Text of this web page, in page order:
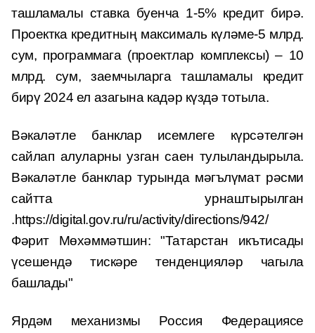
ташламалы ставка буенча 1-5% кредит бирә.
Проектка кредитның максималь күләме-5 млрд.
сум, программага (проектлар комплексы) – 10
млрд. сум, заемчыларга ташламалы кредит
бирү 2024 ел азагына кадәр күздә тотыла.
Вәкаләтле банклар исемлеге күрсәтелгән
сайлап алуларны узган саен тулыландырыла.
Вәкаләтле банклар турында мәгълүмат рәсми
сайтта урнаштырылган
.https://digital.gov.ru/ru/activity/directions/942/
Фәрит Мөхәммәтшин: "Татарстан икътисады
үсешендә тискәре тенденцияләр чагыла
башлады"
Ярдәм механизмы Россия Федерациясе